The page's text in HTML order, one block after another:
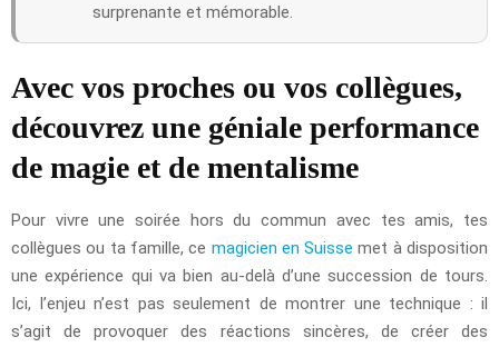
surprenante et mémorable.
Avec vos proches ou vos collègues,
découvrez une géniale performance
de magie et de mentalisme
Pour vivre une soirée hors du commun avec tes amis, tes
collègues ou ta famille, ce magicien en Suisse met à disposition
une expérience qui va bien au-delà d’une succession de tours.
Ici, l’enjeu n’est pas seulement de montrer une technique : il
s’agit de provoquer des réactions sincères, de créer des